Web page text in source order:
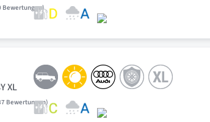
Bewertungen
XL
Bewertungen